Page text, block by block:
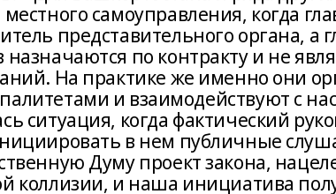
местного самоуправления, когда
представительного органа,
назначаются по контракту и не
На практике же именно они
и взаимодействуют с
ситуация, когда фактический
в нем публичные
Думу проект закона,
коллизии, и наша инициатива